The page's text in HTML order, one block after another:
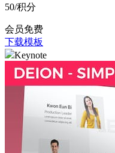
50/积分
会员免费
下载模板
Keynote